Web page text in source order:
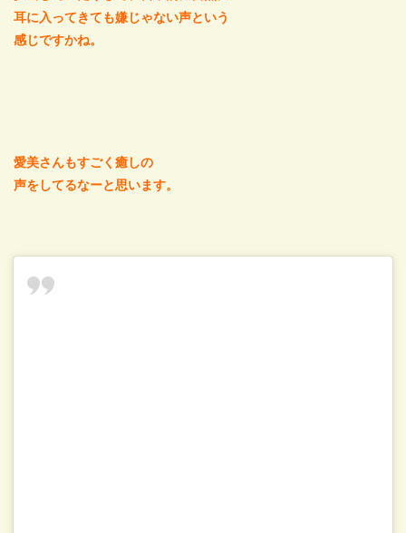
耳に入ってきても嫌じゃない声という
感じですかね。
愛美さんもすごく癒しの
声をしてるなーと思います。